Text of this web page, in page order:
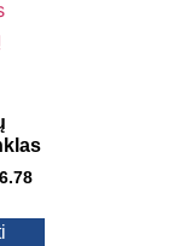
6.78